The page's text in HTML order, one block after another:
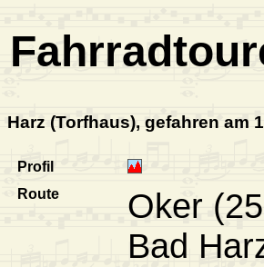
Harz (Torfhaus), gefahren am
Profil
Route
Oker
Bad